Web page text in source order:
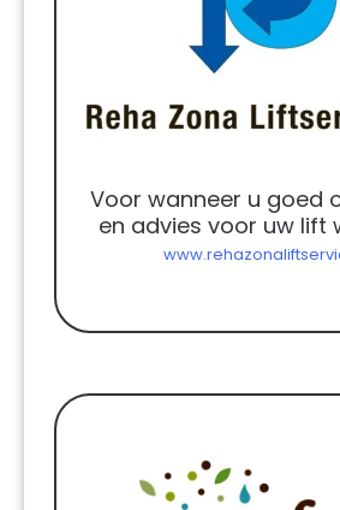
Voor wanneer u goed
en advies voor uw lift